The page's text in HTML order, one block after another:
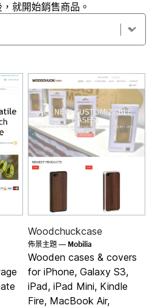
就開始銷售商品。
Woodchuckcase
佈景主題 — Mobilia
Wooden cases & covers
for iPhone, Galaxy S3,
iPad, iPad Mini, Kindle
Fire, MacBook Air,